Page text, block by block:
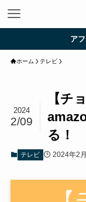
ア
ホーム テレビ
【チ
る！
2024
2/09
テレビ 2024年2